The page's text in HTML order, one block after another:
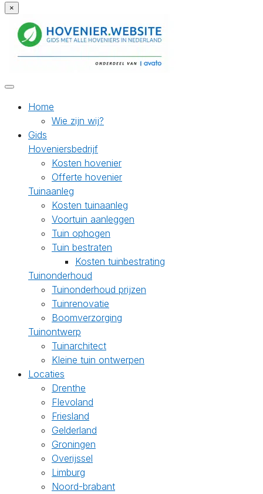
×
Home
Wie zijn wij?
Gids
Hoveniersbedrijf
Kosten hovenier
Offerte hovenier
Tuinaanleg
Kosten tuinaanleg
Voortuin aanleggen
Tuin ophogen
Tuin bestraten
Kosten tuinbestrating
Tuinonderhoud
Tuinonderhoud prijzen
Tuinrenovatie
Boomverzorging
Tuinontwerp
Tuinarchitect
Kleine tuin ontwerpen
Locaties
Drenthe
Flevoland
Friesland
Gelderland
Groningen
Overijssel
Limburg
Noord-brabant